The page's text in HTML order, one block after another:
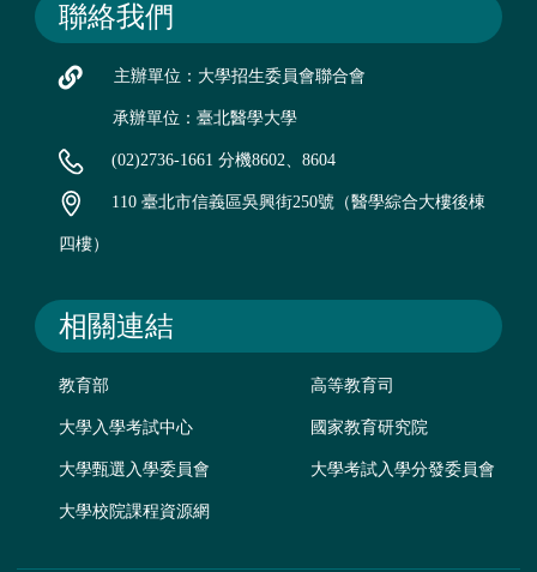
聯絡我們
主辦單位：大學招生委員會聯合會
承辦單位：臺北醫學大學
(02)2736-1661 分機8602、8604
110 臺北市信義區吳興街250號（醫學綜合大樓後棟
四樓）
相關連結
教育部 高等教育司
大學入學考試中心 國家教育研究院
大學甄選入學委員會 大學考試入學分發委員會
大學校院課程資源網